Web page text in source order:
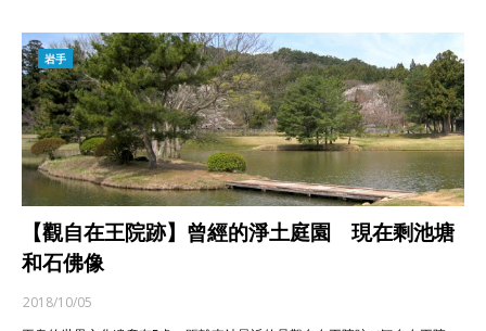
岩手
【觀自在王院跡】曾經的淨土庭園 現在剩池塘
和石佛像
2018/10/05